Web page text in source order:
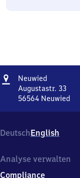
Adresse
NeuwiedNeuwied
Augustastr. 33
56564 Neuwied
33,
5
5
DeutschEnglish
Analyse verwalten
Compliance